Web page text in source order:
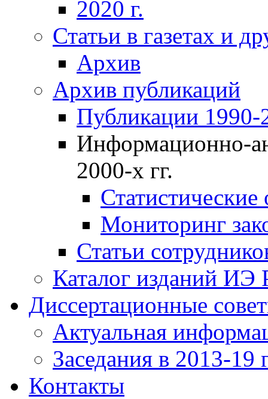
2020 г.
Статьи в газетах и
Архив
Архив публикаций
Публикации 1990-
Информационно-
2000-х гг.
Мониторинг
Статьи
Каталог изданий ИЭ
Диссертационные
Актуальная
Заседания в 2013-19
Контакты